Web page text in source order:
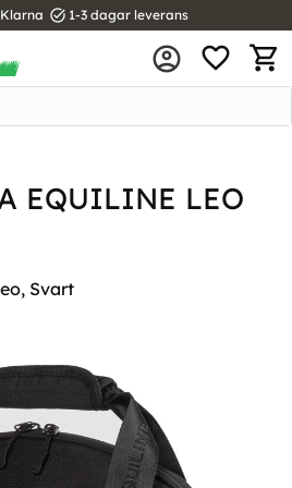
task_alt 1-3 dagar leverans
EQUILINE LEO
Svart